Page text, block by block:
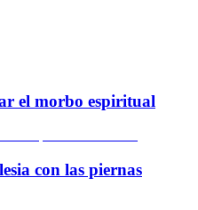
el morbo espiritual
con las piernas